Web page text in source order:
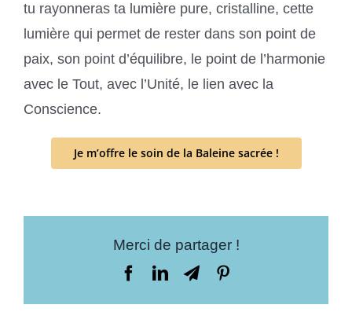
tu rayonneras ta lumière pure, cristalline, cette
lumière qui permet de rester dans son point de
paix, son point d’équilibre, le point de l’harmonie
avec le Tout, avec l’Unité, le lien avec la
Conscience.
Je m’offre le soin de la Baleine sacrée !
Merci de partager !
Facebook
LinkedInTelegram